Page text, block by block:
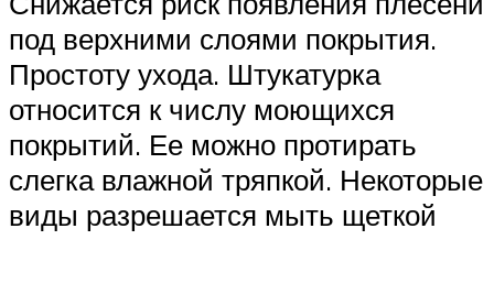
под верхними слоями покрытия.
Простоту ухода. Штукатурка
относится к числу моющихся
покрытий. Ее можно протирать
слегка влажной тряпкой. Некоторые
виды разрешается мыть щеткой